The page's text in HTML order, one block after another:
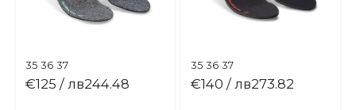
35 36 37
€125 / лв244.48
35 36 37
€140 / лв273.82